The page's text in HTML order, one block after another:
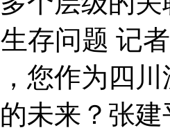
存问题 记
您作为四
未来？张